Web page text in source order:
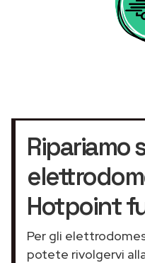
Ripariamo
Hotpoint
Per gli
potete rivolgervi